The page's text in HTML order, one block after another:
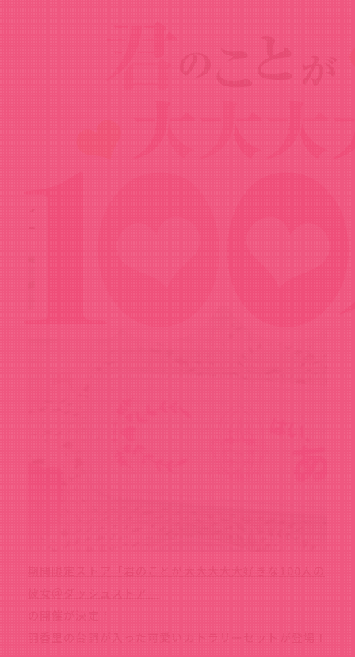
Goods
ダッシュストア 羽香里のあ～んカトラリ
ーセット
期間限定ストア「君のことが大大大大大好きな100人の
彼女＠ダッシュストア」
の開催が決定！
羽香里の台詞が入った可愛いカトラリーセットが登場！